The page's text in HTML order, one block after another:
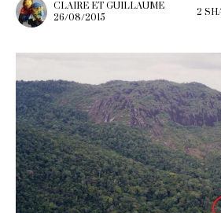
CLAIRE ET GUILLAUME
26/08/2015
2